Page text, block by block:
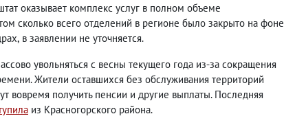
оказывает комплекс услуг в полном объеме
сколько всего отделений в регионе было закрыто на фоне
, в заявлении не уточняется.
увольняться с весны текущего года из-за сокращения
Жители оставшихся без обслуживания территорий
вовремя получить пенсии и другие выплаты. Последняя
из Красногорского района.